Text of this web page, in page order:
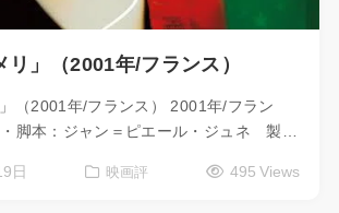
リ」（2001年/フランス）
（2001年/フランス） 2001年/フラン
脚本：ジャン＝ピエール・ジュネ 製…
日 映画評 495 Views